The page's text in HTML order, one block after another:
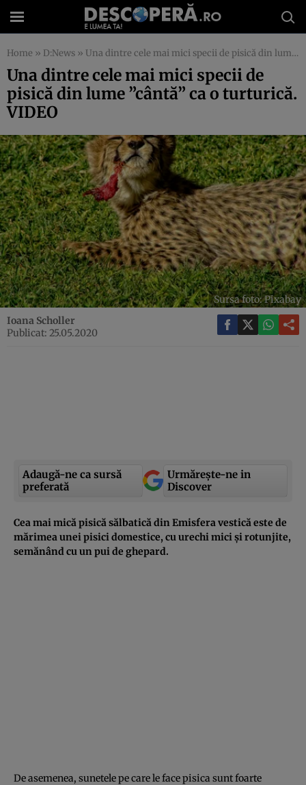
Home » D:News » Una dintre cele mai mici specii de pisică din lume ”cântă” ca o turturică. VIDEO
Una dintre cele mai mici specii de
pisică din lume ”cântă” ca o turturică.
VIDEO
Sursa foto: Pixabay
Ioana Scholler
Publicat: 25.05.2020
Adaugă-ne ca sursă
preferată
Urmărește-ne in
Discover
Cea mai mică pisică sălbatică din Emisfera vestică este de
mărimea unei pisici domestice, cu urechi mici și rotunjite,
semănând cu un pui de ghepard.
De asemenea, sunetele pe care le face pisica sunt foarte